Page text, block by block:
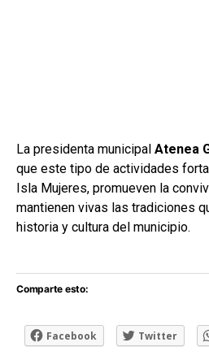
La presidenta municipal Atenea
que este tipo de actividades
Isla Mujeres, promueven la
mantienen vivas las tradiciones
historia y cultura del municipio.
Comparte esto:
Facebook Twitter